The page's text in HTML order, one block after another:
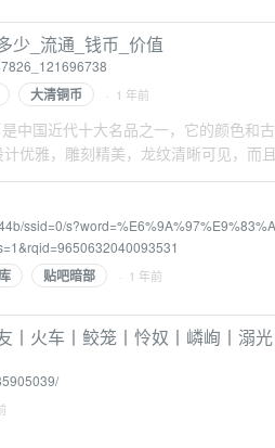
少_流通_钱币_价值
大清铜币 · 1 年前
中国近代十大名品之一，它的颜色和
优雅，雕刻精美，龙纹清晰可见，而
ssid=0/
贴吧暗部 · 1 年前
丨火车丨鲛笼丨怜奴丨嶙峋丨溺